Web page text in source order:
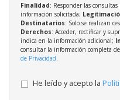
Finalidad: Responder las
información solicitada;
Destinatarios: Solo se realizan
Derechos: Acceder, rectificar y
indica en la información adicional;
consultar la información completa
de Privacidad
He leído y acepto la